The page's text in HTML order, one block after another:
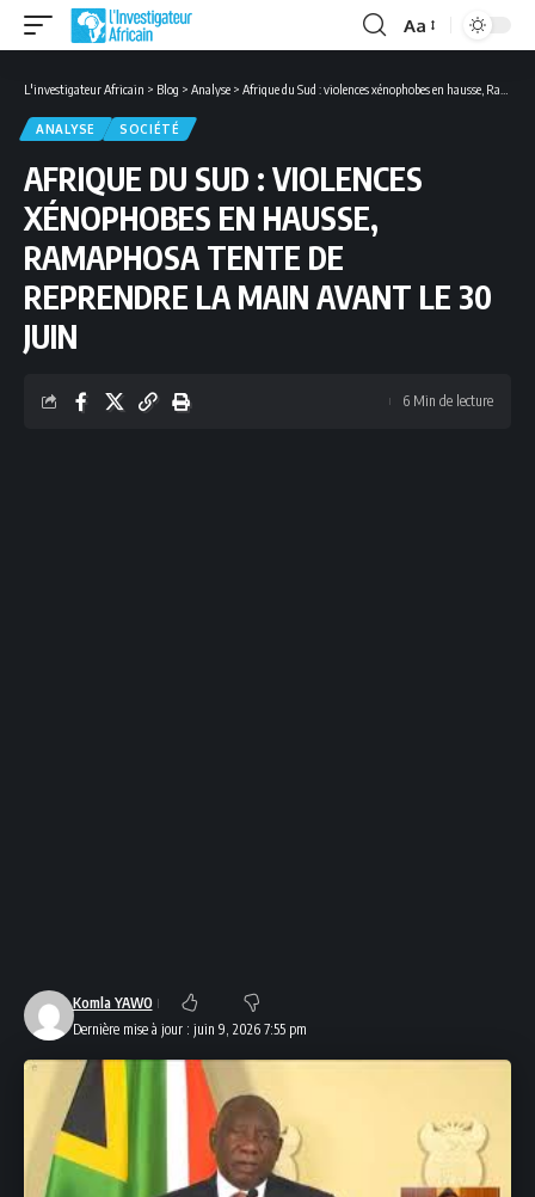
Font
Aa
L'investigateur Africain > Blog > Analyse > Afrique du Sud : violences xénophobes en hausse, Ramaphosa tente de reprendre la main avant le 30 juin
ANALYSE SOCIÉTÉ
AFRIQUE DU SUD : VIOLENCES
XÉNOPHOBES EN HAUSSE,
RAMAPHOSA TENTE DE
REPRENDRE LA MAIN AVANT LE 30
JUIN
Dernière mise à jour : juin 9, 2026 7:55 pm
Komla YAWO
6 Min de lecture